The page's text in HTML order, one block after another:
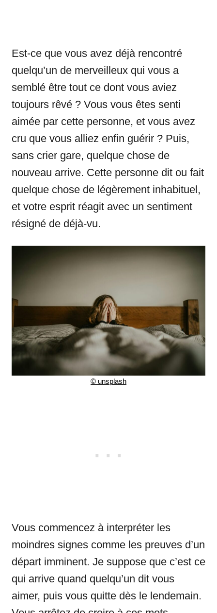
Est-ce que vous avez déjà rencontré
quelqu’un de merveilleux qui vous a
semblé être tout ce dont vous aviez
toujours rêvé ? Vous vous êtes senti
aimée par cette personne, et vous avez
cru que vous alliez enfin guérir ? Puis,
sans crier gare, quelque chose de
nouveau arrive. Cette personne dit ou fait
quelque chose de légèrement inhabituel,
et votre esprit réagit avec un sentiment
résigné de déjà-vu.
© unsplash
Vous commencez à interpréter les
moindres signes comme les preuves d’un
départ imminent. Je suppose que c’est ce
qui arrive quand quelqu’un dit vous
aimer, puis vous quitte dès le lendemain.